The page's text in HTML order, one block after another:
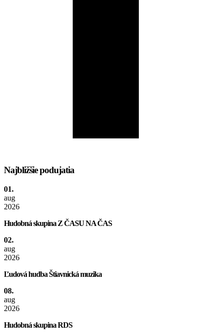
Najbližšie podujatia
01.
aug
2026
Hudobná skupina Z ČASU NA ČAS
02.
aug
2026
Ľudová hudba Štiavnická muzika
08.
aug
2026
Hudobná skupina RDS